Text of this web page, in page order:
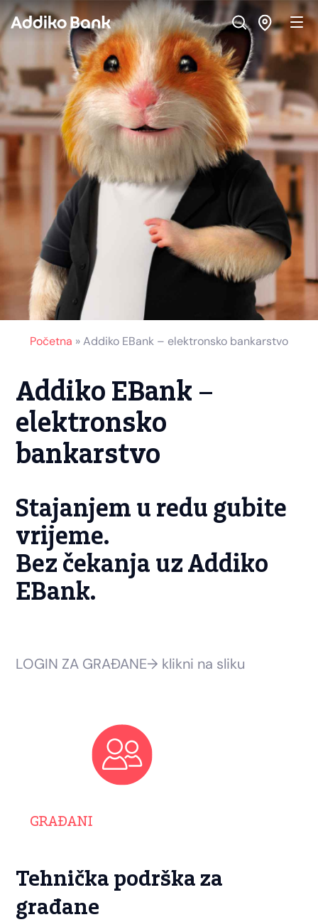
Početna »Addiko EBank – elektronsko bankarstvo
Addiko EBank –
elektronsko
bankarstvo
Stajanjem u redu gubite
vrijeme.
Bez čekanja uz Addiko
EBank.
LOGIN ZA GRAĐANE→ klikni na sliku
Tehnička podrška za
građane